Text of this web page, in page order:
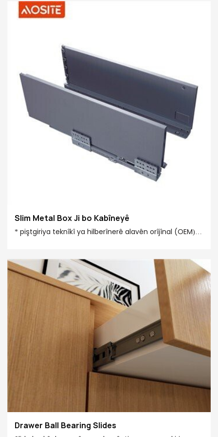
vekirî û nêzîk bibe rîtualek xweşik, û bila her parçeyek
Slim Metal Box Ji bo Kabîneyê
* piştgiriya teknîkî ya hilberînerê alavên orîjînal (OEM) *
ceribandina vekirin û girtinê ya 50000 caran *
kapasîteya hilberîna mehane 6000000 perçe *
tamponê 4-6 saniye Cure û mezinahiya kişandina
siwarbûnê Bilindahiya pişta T-UP11 / H: 86 mm
Bilindahiya pişta T-UP11 / H: 118 mm Pişta T-UP11...
Drawer Ball Bearing Slides